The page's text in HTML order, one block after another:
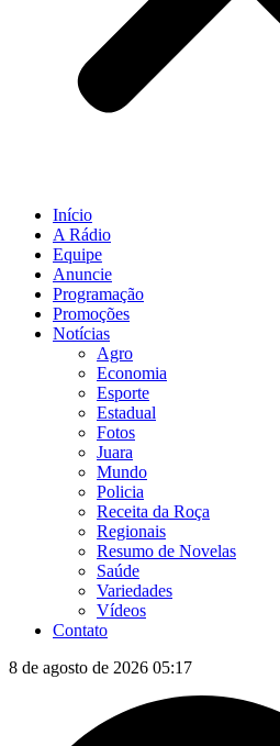
Início
A Rádio
Equipe
Anuncie
Programação
Promoções
Notícias
Agro
Economia
Esporte
Estadual
Fotos
Juara
Mundo
Policia
Receita da Roça
Regionais
Resumo de Novelas
Saúde
Variedades
Vídeos
Contato
8 de agosto de 2026 05:17